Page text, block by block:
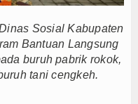
Hadiri Rakor Pemerintahan
Pemkab Barito Utara Dalami
Pemuda Majalengka :
Sosial Kabupaten
Bantuan Langsung
buruh pabrik rokok,
tani cengkeh.